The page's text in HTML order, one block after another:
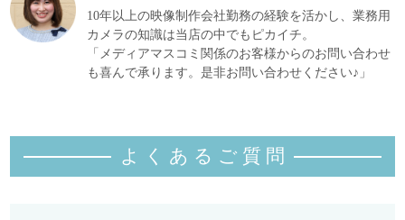
10年以上の映像制作会社勤務の経験を活かし、業務用
カメラの知識は当店の中でもピカイチ。
「メディアマスコミ関係のお客様からのお問い合わせ
も喜んで承ります。是非お問い合わせください♪」
よくあるご質 問